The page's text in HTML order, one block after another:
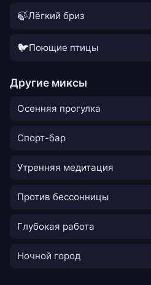
🍃Лёгкий бриз
🐦Поющие птицы
Другие миксы
Осенняя прогулка
Спорт-бар
Утренняя медитация
Против бессонницы
Глубокая работа
Ночной город